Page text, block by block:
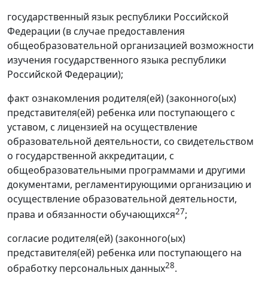
государственный язык республики Российской
Федерации (в случае предоставления
общеобразовательной организацией возможности
изучения государственного языка республики
Российской Федерации);
факт ознакомления родителя(ей) (законного(ых)
представителя(ей) ребенка или поступающего с
уставом, с лицензией на осуществление
образовательной деятельности, со свидетельством
о государственной аккредитации, с
общеобразовательными программами и другими
документами, регламентирующими организацию и
осуществление образовательной деятельности,
права и обязанности обучающихся27;
согласие родителя(ей) (законного(ых)
представителя(ей) ребенка или поступающего на
обработку персональных данных28.